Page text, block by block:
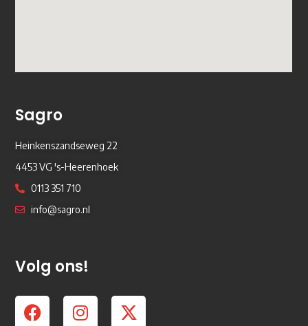
Volg ons!
Sagro
Heinkenszandseweg 22
4453 VG 's-Heerenhoek
0113 351 710
info@sagro.nl